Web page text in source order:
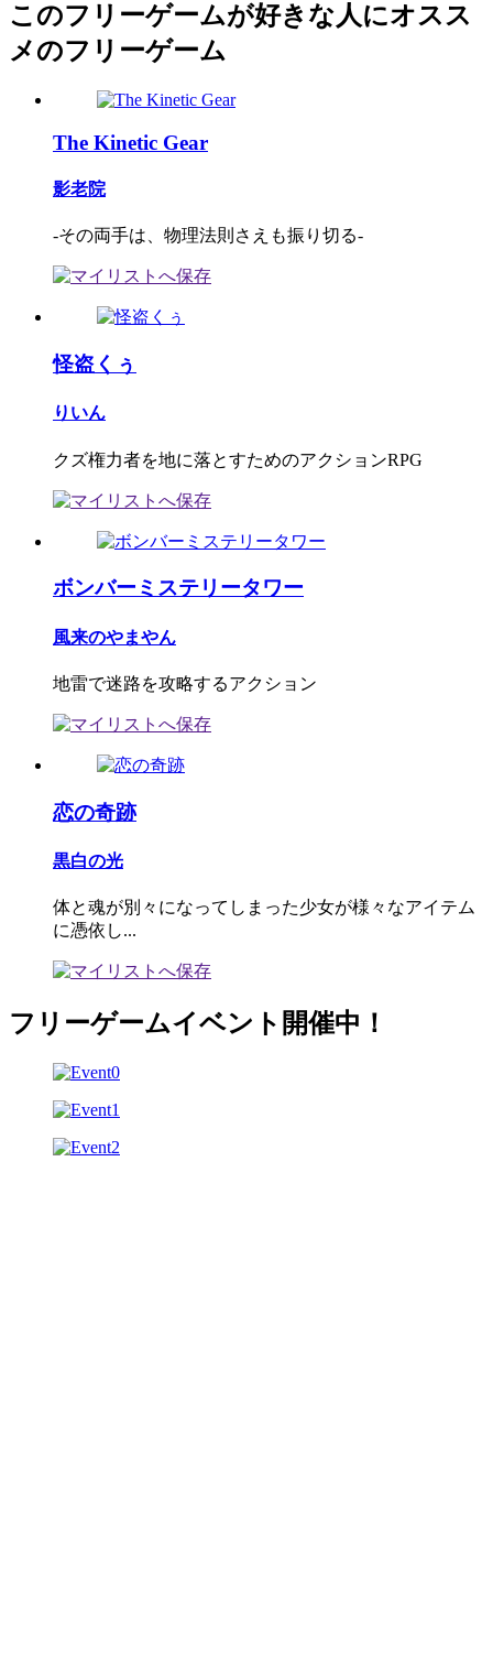
このフリーゲームが好きな人にオスス
メのフリーゲーム
The Kinetic Gear
影老院
-その両手は、物理法則さえも振り切る-
怪盗くぅ
りいん
クズ権力者を地に落とすためのアクションRPG
ボンバーミステリータワー
風来のやまやん
地雷で迷路を攻略するアクション
恋の奇跡
黒白の光
体と魂が別々になってしまった少女が様々なアイテム
に憑依し...
フリーゲームイベント開催中！